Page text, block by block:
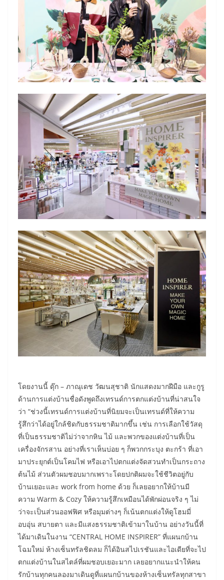
โดยงานนี้ ดุ๊ก – ภาณุเดช วัฒนสุชาติ นักแสดงมากฝีมือ และกูรู
ด้านการแต่งบ้านชื่อดังพูดถึงเทรนด์การตกแต่งบ้านที่น่าสนใจ
ว่า “ช่วงนี้เทรนด์การแต่งบ้านที่นิยมจะเป็นเทรนด์ที่ให้ความ
รู้สึกว่าได้อยู่ใกล้ชิดกับธรรมชาติมากขึ้น เช่น การเลือกใช้วัสดุ
ที่เป็นธรรมชาติไม่ว่าจากหิน ไม้ และพวกของแต่งบ้านที่เป็น
เครื่องจักรสาน อย่างที่เราเห็นบ่อย ๆ ก็พวกกระบุง ตะกร้า ที่เอา
มาประยุกต์เป็นโคมไฟ หรือเอาไปตกแต่งจัดสวนทำเป็นกระถาง
ต้นไม้ ส่วนตัวผมชอบมากเพราะโดยปกติผมจะใช้ชีวิตอยู่กับ
บ้านเยอะและ work from home ด้วย ก็เลยอยากให้บ้านมี
ความ Warm & Cozy ให้ความรู้สึกเหมือนได้พักผ่อนจริง ๆ ไม่
ว่าจะเป็นส่วนออฟฟิศ หรือมุมต่างๆ ก็เน้นตกแต่งให้ดูโฮมมี่
อบอุ่น สบายตา และมีแสงธรรมชาติเข้ามาในบ้าน อย่างวันนี้ที่
ได้มาเดินในงาน “CENTRAL HOME INSPIRER” ที่แผนกบ้าน
โฉมใหม่ ห้างเซ็นทรัลชิดลม ก็ได้อินสไปเรชันและไอเดียที่จะไป
ตกแต่งบ้านในสไตล์ที่ผมชอบเยอะมาก เลยอยากแนะนำให้คน
รักบ้านทุกคนลองมาเดินดูที่แผนกบ้านของห้างเซ็นทรัลทุกสาขา